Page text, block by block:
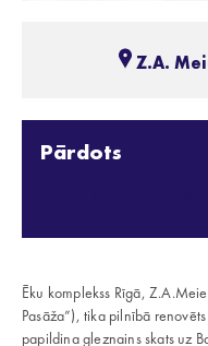
Pārdots
Z.A.
Ēku komplekss Rīgā,
Pasāža”), tika pilnībā
papildina gleznains skats uz